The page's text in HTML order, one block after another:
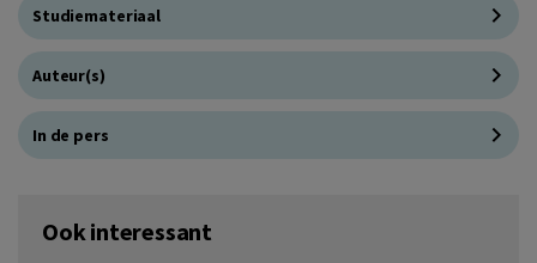
Studiemateriaal
Auteur(s)
In de pers
Ook interessant